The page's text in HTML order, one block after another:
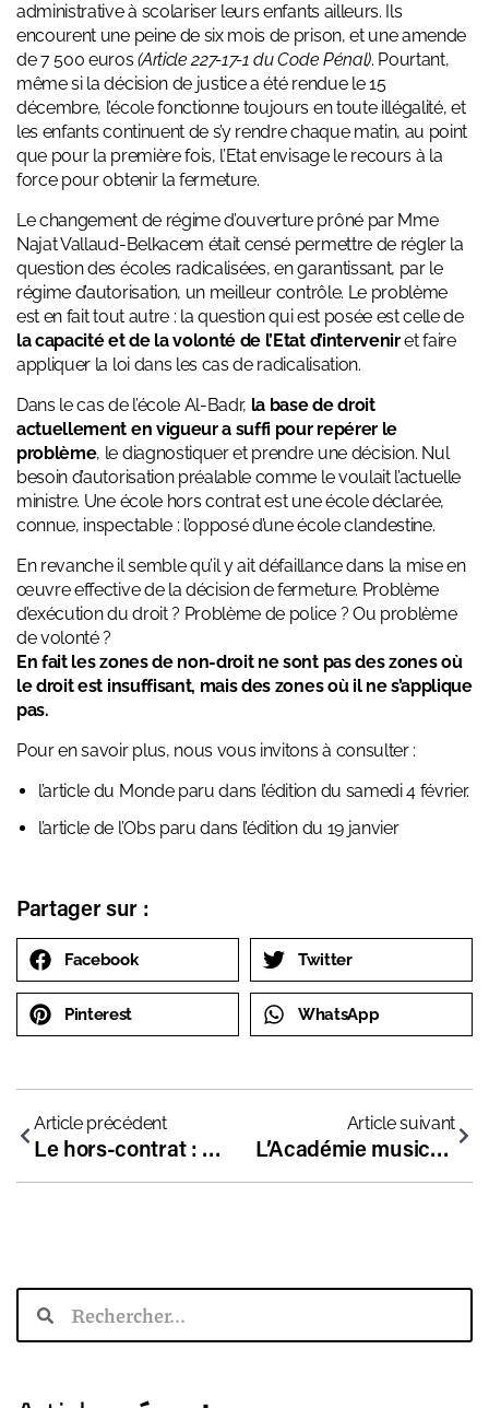
administrative à scolariser leurs enfants ailleurs. Ils
encourent une peine de six mois de prison, et une amende
de 7 500 euros(Article 227-17-1 du Code Pénal). Pourtant,
même si la décision de justice a été rendue le 15
décembre, l’école fonctionne toujours en toute illégalité, et
les enfants continuent de s’y rendre chaque matin, au point
que pour la première fois, l’Etat envisage le recours à la
force pour obtenir la fermeture.
Le changement de régime d’ouverture prôné par Mme
Najat Vallaud-Belkacem était censé permettre de régler la
question des écoles radicalisées, en garantissant, par le
régime d’autorisation, un meilleur contrôle. Le problème
est en fait tout autre : la question qui est posée est celle de
la capacité et de la volonté de l’Etat d’interveniret faire
appliquer la loi dans les cas de radicalisation.
Dans le cas de l’école Al-Badr, la base de droit
actuellement en vigueur a suffi pour repérer le
problème, le diagnostiquer et prendre une décision. Nul
besoin d’autorisation préalable comme le voulait l’actuelle
ministre. Une école hors contrat est une école déclarée,
connue, inspectable : l’opposé d’une école clandestine.
En revanche il semble qu’il y ait défaillance dans la mise en
œuvre effective de la décision de fermeture. Problème
d’exécution du droit ? Problème de police ? Ou problème
de volonté ?
En fait les zones de non-droit ne sont pas des zones où
le droit est insuffisant, mais des zones où il ne s’applique
pas.
Pour en savoir plus, nous vous invitons à consulter :
l’article du Mondeparu dans l’édition du samedi 4 février.
l’article de l’Obs paru dans l’édition du 19 janvier
Partager sur :
Facebook Twitter
Pinterest WhatsApp
Article précédent
Le hors-contrat : un sujet devenu incontournable ?
Article suivant
L’Académie musicale de Liesse à l’honneur